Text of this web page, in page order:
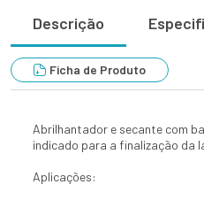
Descrição
Ficha de Produto
Abrilhantador e secante com
indicado para a finalização da
Aplicações: